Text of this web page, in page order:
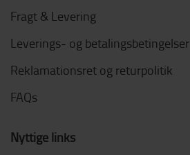
Fragt & Levering
Leverings- og betalingsbetingelser
Reklamationsret og returpolitik
FAQs
Nyttige links